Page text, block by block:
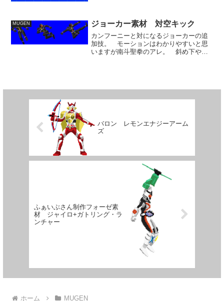
ュ素材を独自素材に差し替え、代わりに
前ダッシュモーションは無敵...
MUGEN ジョーカー素材 対空キック
カンフーニーと対になるジョーカーの追
加技。 モーションはわかりやすいと思
いますが南斗聖拳のアレ。 斜め下や真
バロン レモンエナジーアーム
ズ
ふぁいぶさん制作フォーゼ素
材 ジャイロ+ガトリング・ラ
ンチャー
ホーム MUGEN